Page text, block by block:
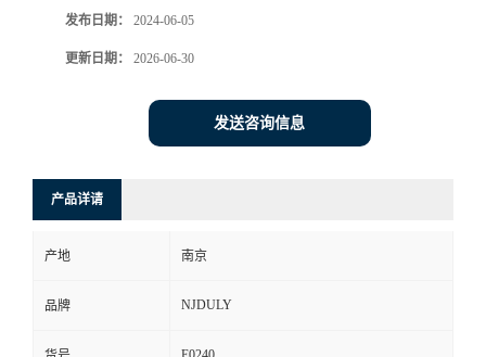
发布日期： 2024-06-05
更新日期： 2026-06-30
发送咨询信息
产品详请
产地 南京
品牌 NJDULY